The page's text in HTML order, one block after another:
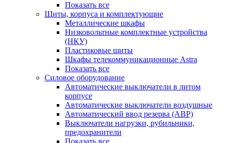
Показать все
Щиты, корпуса и комплектующие
Металлические шкафы
Низковольтные комплектные устройства
(НКУ)
Пластиковые щиты
Шкафы телекоммуникационные Astra
Показать все
Силовое оборудование
Автоматические выключатели в литом
корпусе
Автоматические выключатели воздушные
Автоматический ввод резерва (АВР)
Выключатели нагрузки, рубильники,
предохранители
Показать все